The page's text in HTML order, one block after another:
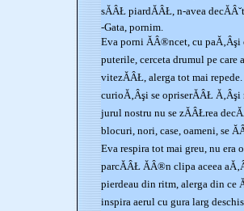
sĂÂŁ piardĂÂŁ, n-avea
-Gata, pornim.
Eva porni ĂÂ®ncet, cu
puterile, cerceta drumul pe care
vitezĂÂŁ, alerga tot mai repede.
curioĂ‚Âşi se opriserĂÂŁ
jurul nostru nu se zĂÂŁrea
blocuri, nori, case, oameni, se
Eva respira tot mai greu, nu era
parcĂÂŁ ĂÂ®n clipa aceea
pierdeau din ritm, alerga din ce
inspira aerul cu gura larg